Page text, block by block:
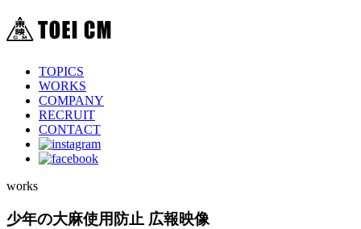
TOPICS
WORKS
COMPANY
RECRUIT
CONTACT
works
少年の大麻使用防止 広報映像